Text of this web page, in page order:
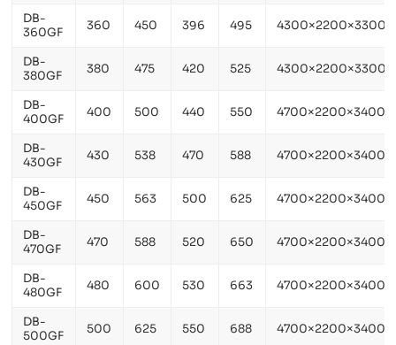
DB-
360GF
360 450 396 495 4300×2200×3300
DB-
380GF
380 475 420 525 4300×2200×3300
DB-
400GF
400 500 440 550 4700×2200×3400
DB-
430GF
430 538 470 588 4700×2200×3400
DB-
450GF
450 563 500 625 4700×2200×3400
DB-
470GF
470 588 520 650 4700×2200×3400
DB-
480GF
480 600 530 663 4700×2200×3400
DB-
500GF
500 625 550 688 4700×2200×3400